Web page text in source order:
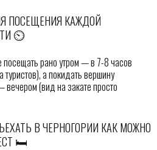
ПОСЕЩЕНИЯ КАЖДОЙ
⏲
рано утром — в 7-8 часов
туристов), а покидать вершину
(вид на закате просто
В ЧЕРНОГОРИИ КАК МОЖНО
🛏